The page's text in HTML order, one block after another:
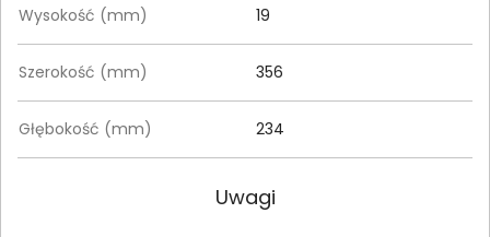
Wysokość (mm) 19
Szerokość (mm) 356
Głębokość (mm) 234
Uwagi